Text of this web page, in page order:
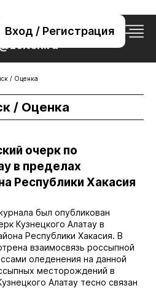
Вход / Регистрация
221-76-32
/ Оценка
/ Оценка
очерк по
в пределах
Республики Хакасия
был опубликован
Кузнецкого Алатау в
Республики Хакасия. В
взаимосвязь россыпной
оледенения на данной
месторождений в
Алатау тесно связан